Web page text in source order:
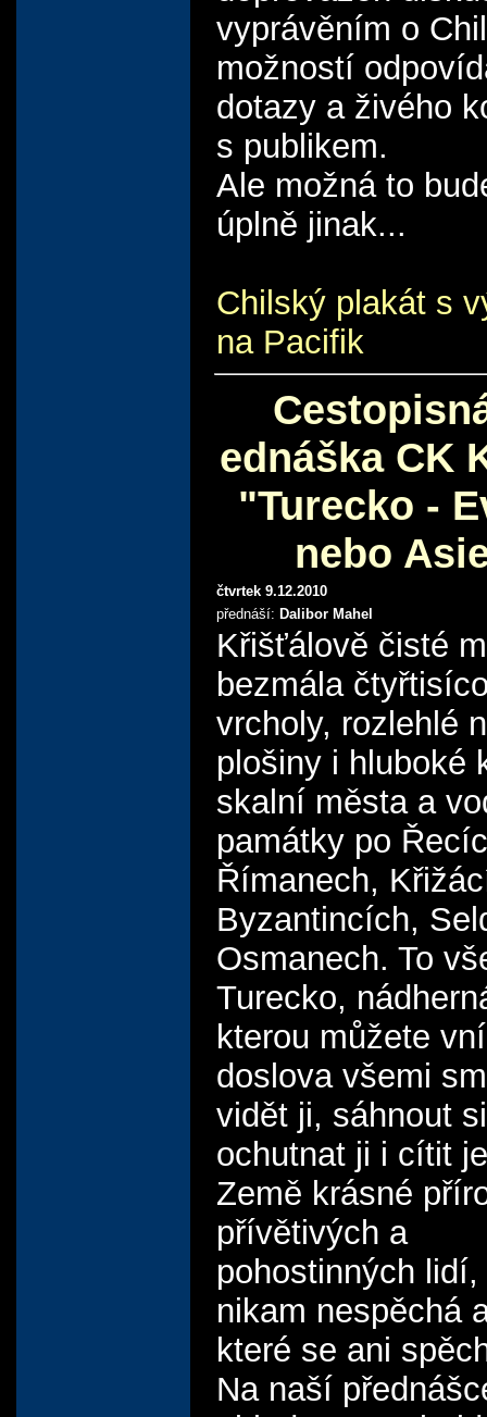
vyprávěním o
možností
dotazy a živého
s publikem.
Ale možná to
úplně jinak...
Chilský plakát s
na Pacifik
ednáška CK
"Turecko -
nebo
čtvrtek 9.12.2010
přednáší: Dalibor Mahel
Křišťálově čisté
bezmála
vrcholy, rozlehlé
plošiny i hluboké
skalní města a
památky po
Římanech,
Byzantincích,
Osmanech. To
Turecko,
kterou můžete
doslova všemi
vidět ji, sáhnout
ochutnat ji i cítit
Země krásné
přívětivých a
pohostinných lidí,
nikam nespěchá
které se ani
Na naší